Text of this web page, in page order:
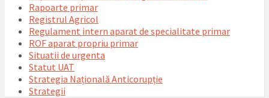
Rapoarte primar
Registrul Agricol
Regulament intern aparat de specialitate primar
ROF aparat propriu primar
Situatii de urgenta
Statut UAT
Strategia Națională Anticorupție
Strategii